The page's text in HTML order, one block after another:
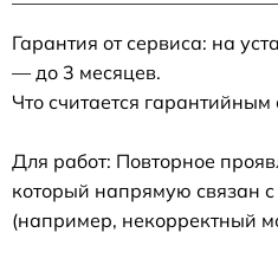
Гарантия от сервиса: на
— до 3 месяцев.
Что считается гарантийным
Для работ: Повторное
который напрямую связан
(например, некорректный